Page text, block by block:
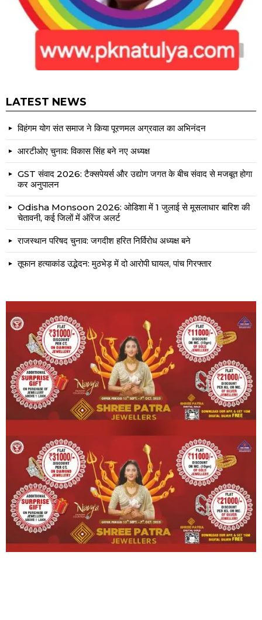
LATEST NEWS
विहंगम योग संत समाज ने किया पूरणमल अग्रवाल का अभिनंदन
आरटीओए चुनाव: विकास सिंह बने नए अध्यक्ष
GST संवाद 2026: टैक्सपेयर्स और उद्योग जगत के बीच संवाद से मजबूत होगा
कर अनुपालन
Odisha Monsoon 2026: ओडिशा में 1 जुलाई से मूसलाधार बारिश की
चेतावनी, कई जिलों में ऑरेंज अलर्ट
राजस्थान परिषद चुनाव: जगदीश हरित निर्विरोध अध्यक्ष बने
तूफान हत्याकांड उद्भेदन: मुठभेड़ में दो आरोपी घायल, पांच गिरफ्तार